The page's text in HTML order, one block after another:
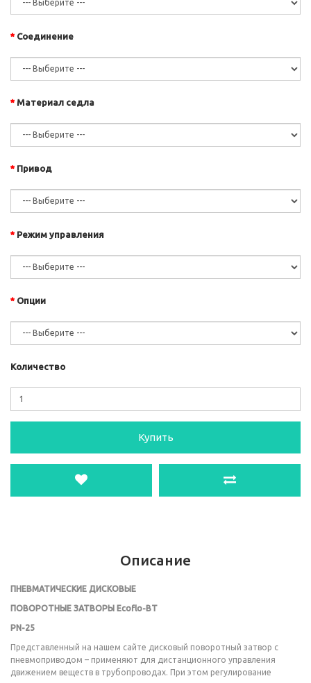
Соединение
Материал седла
Привод
Режим управления
Опции
Количество
Купить
Описание
ПНЕВМАТИЧЕСКИЕ ДИСКОВЫЕ
ПОВОРОТНЫЕ ЗАТВОРЫ Ecoflo-BT
PN-25
Представленный на нашем сайте дисковый поворотный затвор с
пневмоприводом – применяют для дистанционного управления
движением веществ в трубопроводах. При этом регулирование